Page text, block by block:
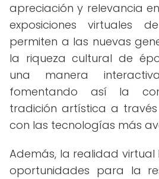
apreciación y relevancia
exposiciones virtuales
permiten a las nuevas
la riqueza cultural de
una manera
fomentando así la
tradición artística a
con las tecnologías más
Además, la realidad
oportunidades para la